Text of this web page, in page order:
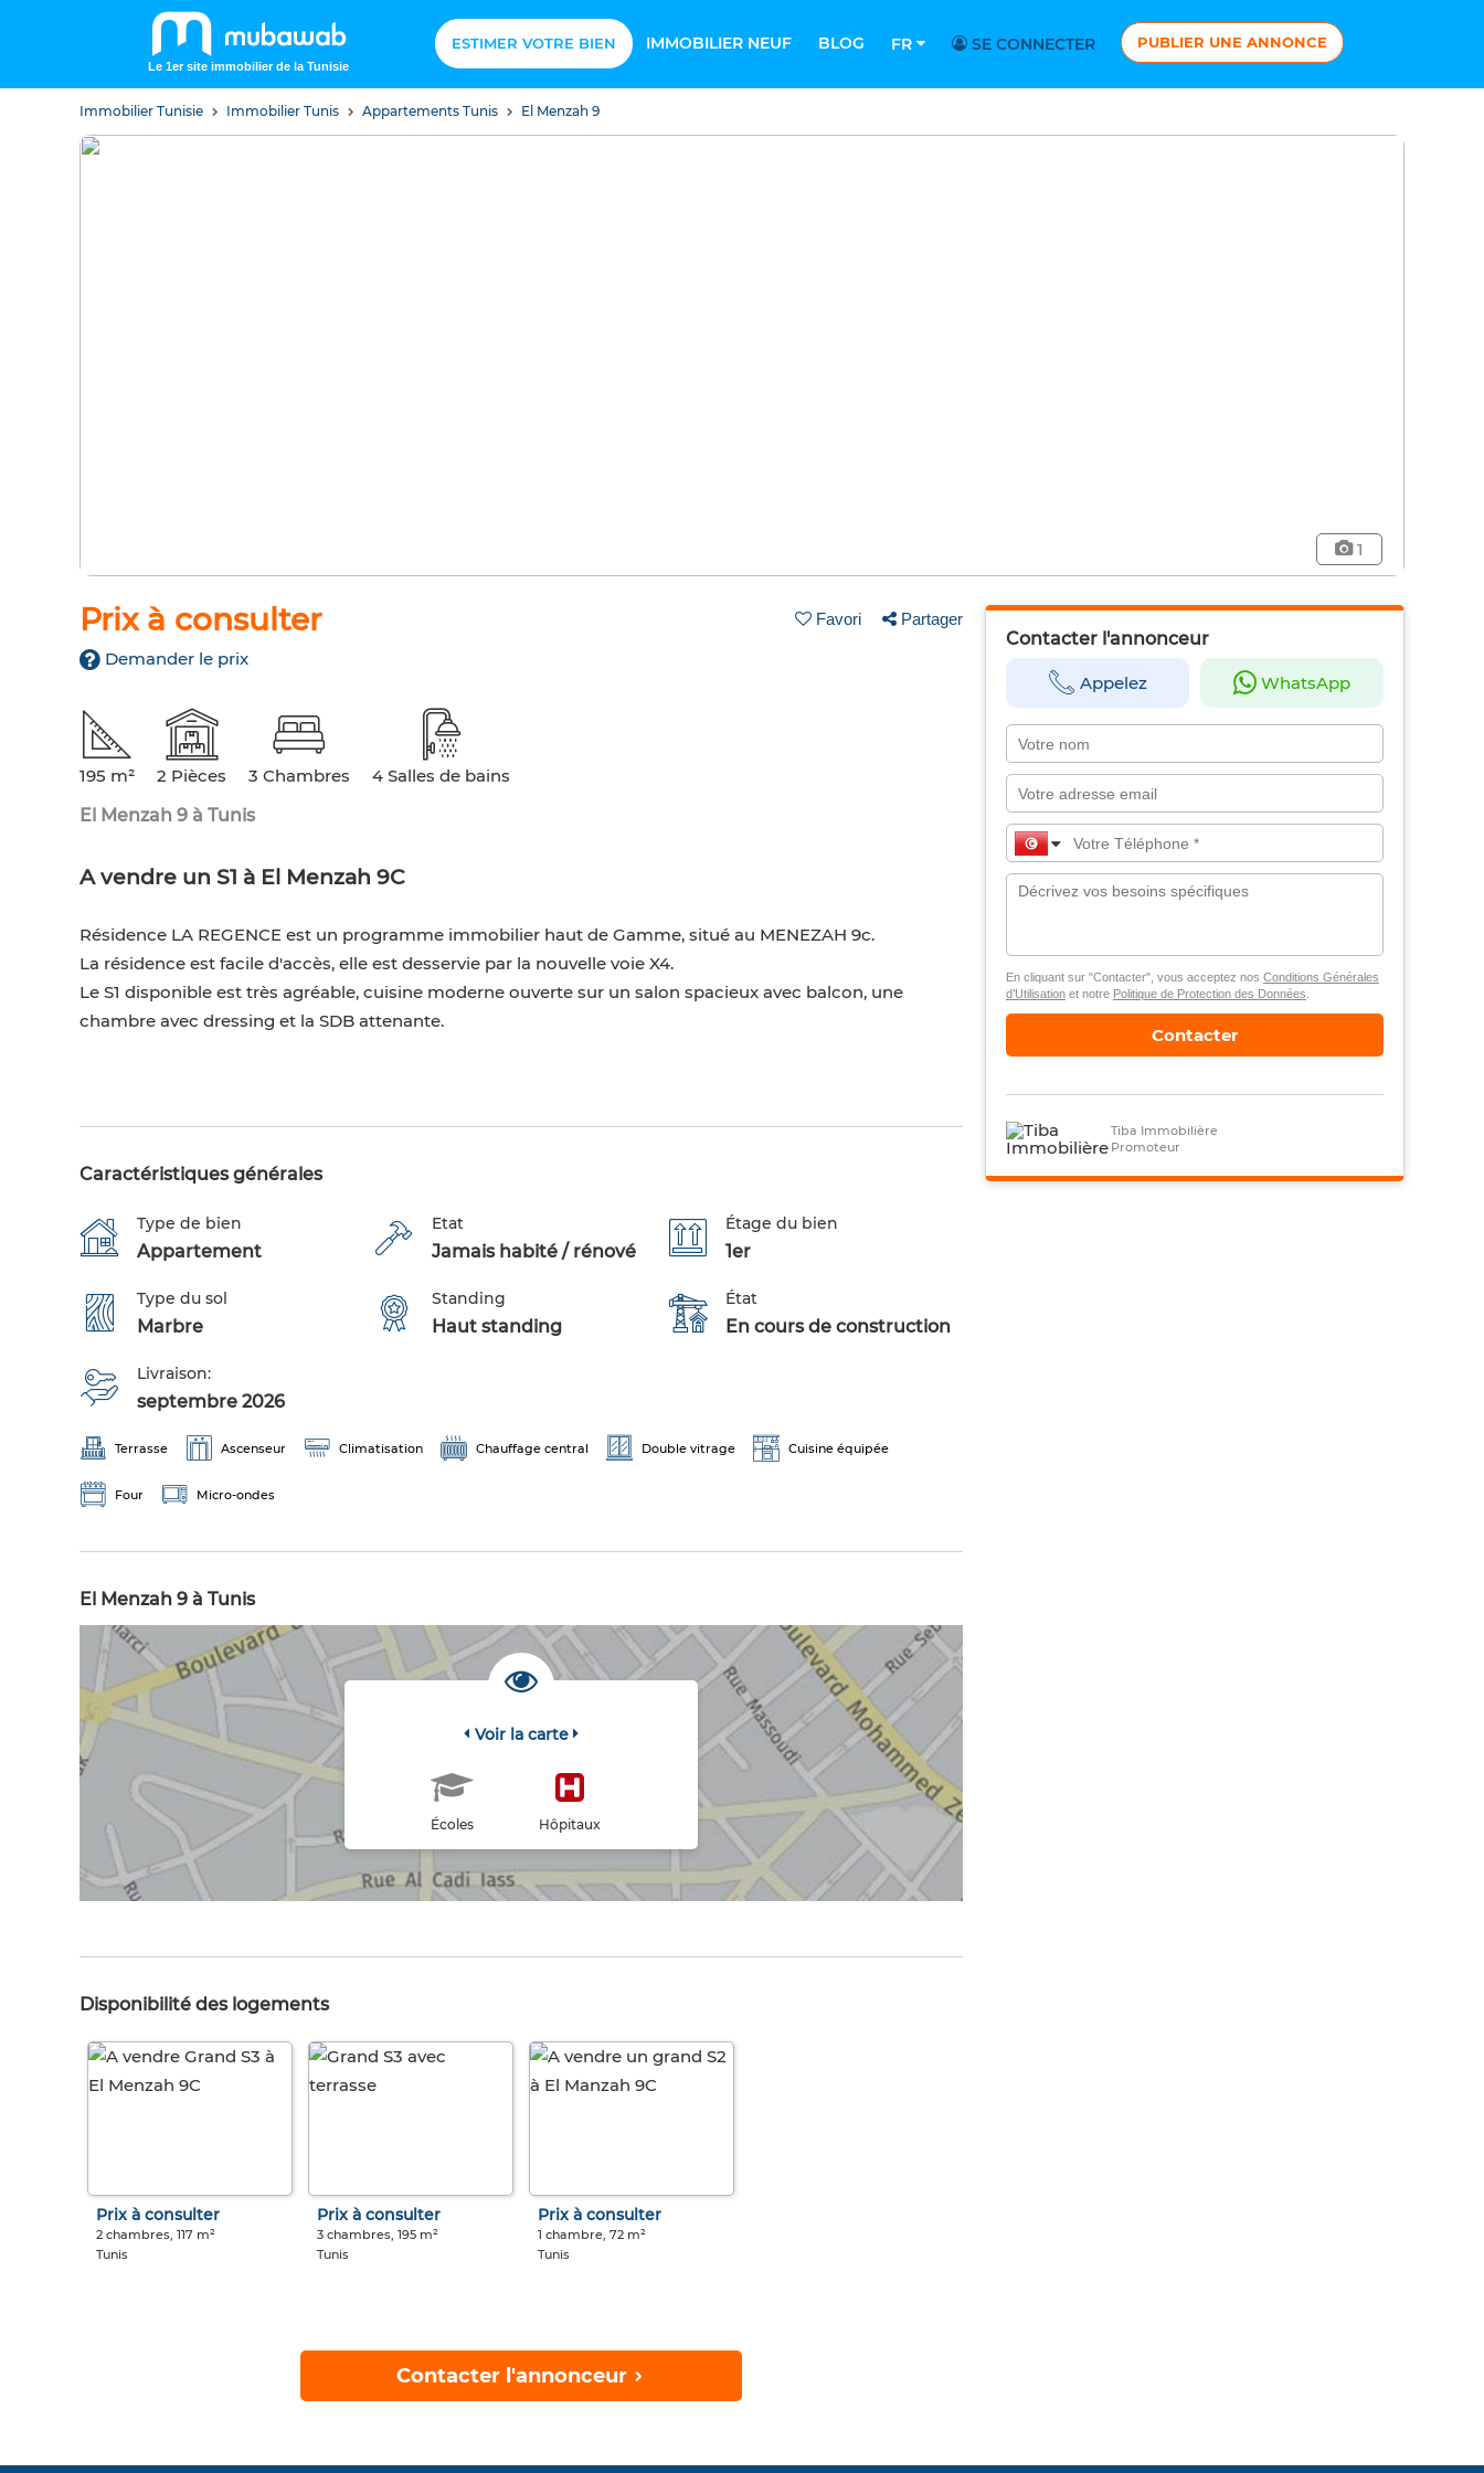
Le 1er site immobilier de la Tunisie
ESTIMER VOTRE BIEN IMMOBILIER NEUF BLOG FR SE CONNECTER PUBLIER UNE ANNONCE
Immobilier Tunisie Immobilier Tunis Appartements Tunis El Menzah 9
1
Prix à consulter Favori Partager
Demander le prix
195 m² 2 Pièces 3 Chambres
4 Salles de bains
El Menzah 9 à Tunis
A vendre un S1 à El Menzah 9C
Résidence LA REGENCE est un programme immobilier haut de Gamme, situé au MENEZAH 9c.
La résidence est facile d'accès, elle est desservie par la nouvelle voie X4.
Le S1 disponible est très agréable, cuisine moderne ouverte sur un salon spacieux avec balcon, une
chambre avec dressing et la SDB attenante.
Caractéristiques générales
Type de bien
Appartement
Etat
Jamais habité / rénové
Étage du bien
1er
Type du sol
Marbre
Standing
Haut standing
État
En cours de construction
Livraison:
septembre 2026
Terrasse Ascenseur Climatisation Chauffage central Double vitrage Cuisine équipée
Four Micro-ondes
El Menzah 9 à Tunis
Voir la carte
Écoles Hôpitaux
Disponibilité des logements
Prix à consulter
2 chambres, 117 m²
Tunis
Prix à consulter
3 chambres, 195 m²
Tunis
Prix à consulter
1 chambre, 72 m²
Tunis
Contacter l'annonceur
Contacter l'annonceur
Appelez WhatsApp
En cliquant sur "Contacter", vous acceptez nos Conditions Générales
d’Utilisationet notre Politique de Protection des Données
Contacter
Tiba Immobilière
Promoteur